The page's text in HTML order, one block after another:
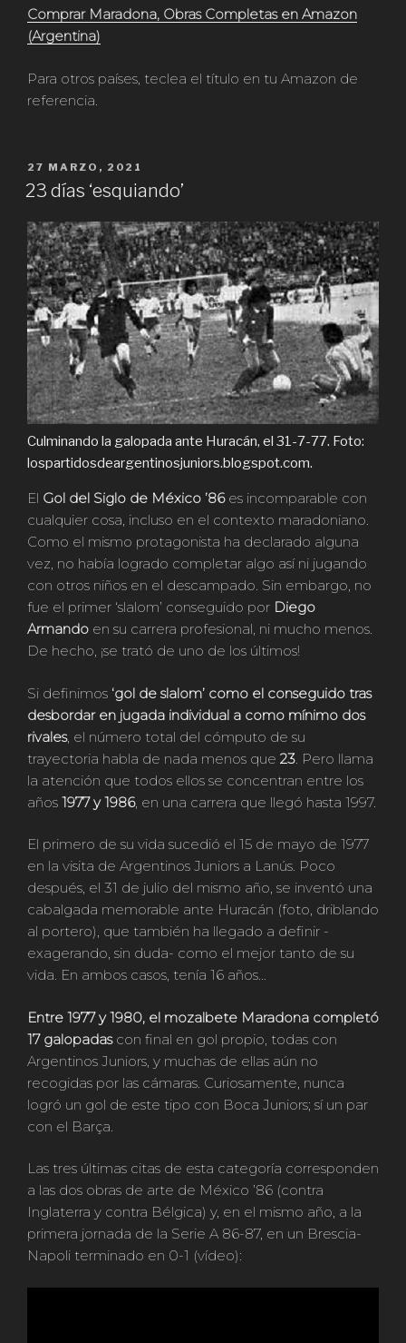
Comprar Maradona, Obras Completas en Amazon
(Argentina)
Para otros países, teclea el título en tu Amazon de
referencia.
PUBLICADO
EN
27 MARZO, 2021
23 días ‘esquiando’
Culminando la galopada ante Huracán, el 31-7-77. Foto:
lospartidosdeargentinosjuniors.blogspot.com.
El Gol del Siglo de México ’86es incomparable con
cualquier cosa, incluso en el contexto maradoniano.
Como el mismo protagonista ha declarado alguna
vez, no había logrado completar algo así ni jugando
con otros niños en el descampado. Sin embargo, no
fue el primer ‘slalom’ conseguido por Diego
Armando en su carrera profesional, ni mucho menos.
De hecho, ¡se trató de uno de los últimos!
Si definimos ‘gol de slalom’ como el conseguido tras
desbordar en jugada individual a como mínimo dos
rivales, el número total del cómputo de su
trayectoria habla de nada menos que 23 . Pero llama
la atención que todos ellos se concentran entre los
años 1977 y 1986, en una carrera que llegó hasta 1997.
El primero de su vida sucedió el 15 de mayo de 1977
en la visita de Argentinos Juniors a Lanús. Poco
después, el 31 de julio del mismo año, se inventó una
cabalgada memorable ante Huracán (foto, driblando
al portero), que también ha llegado a definir -
exagerando, sin duda- como el mejor tanto de su
vida. En ambos casos, tenía 16 años…
Entre 1977 y 1980, el mozalbete Maradona completó
17 galopadascon final en gol propio, todas con
Argentinos Juniors, y muchas de ellas aún no
recogidas por las cámaras. Curiosamente, nunca
logró un gol de este tipo con Boca Juniors; sí un par
con el Barça.
Las tres últimas citas de esta categoría corresponden
a las dos obras de arte de México ’86 (contra
Inglaterra y contra Bélgica) y, en el mismo año, a la
primera jornada de la Serie A 86-87, en un Brescia-
Napoli terminado en 0-1 (vídeo):